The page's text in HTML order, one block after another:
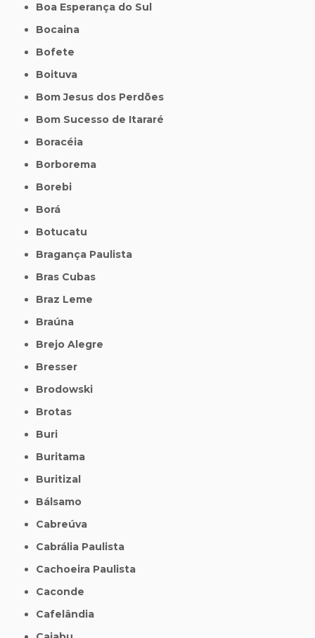
Boa Esperança do Sul
Bocaina
Bofete
Boituva
Bom Jesus dos Perdões
Bom Sucesso de Itararé
Boracéia
Borborema
Borebi
Borá
Botucatu
Bragança Paulista
Bras Cubas
Braz Leme
Braúna
Brejo Alegre
Bresser
Brodowski
Brotas
Buri
Buritama
Buritizal
Bálsamo
Cabreúva
Cabrália Paulista
Cachoeira Paulista
Caconde
Cafelândia